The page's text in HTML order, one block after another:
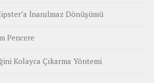
İnanılmaz Dönüşümü
Pencere
Kolayca Çıkarma Yöntemi